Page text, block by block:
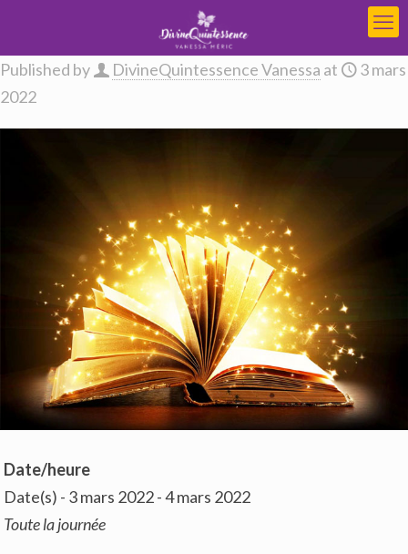
Published by DivineQuintessence Vanessa at
3 mars
2022
Date/heure
Date(s) - 3 mars 2022 - 4 mars 2022
Toute la journée